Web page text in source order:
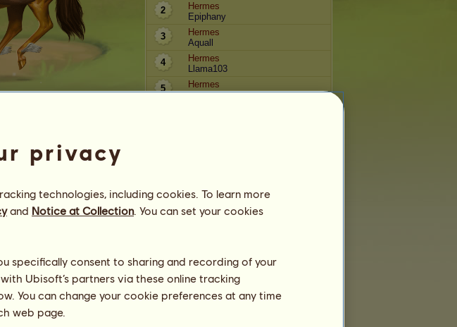
100%
100%
10455.00
3075.00
3690.00
2
Hermes
Epiphany
3
Hermes
Aquall
4
Hermes
Llama103
5
Hermes
мαℓνα
9
Hermes
Maurico
Hermes
Träning
Uthållighet
privacy
technologies, including cookies. To learn more
and Notice at Collection. You can set your cookies
specifically consent to sharing and recording of your
Ubisoft’s partners via these online tracking
You can change your cookie preferences at any time
web page.